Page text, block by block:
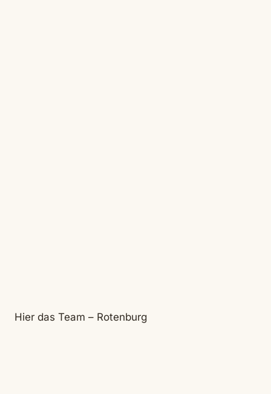
Hier das Team – Rotenburg